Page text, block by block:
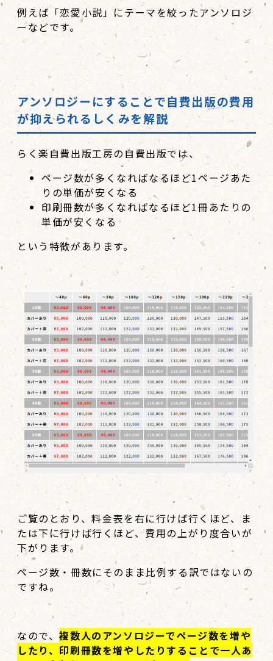
例えば「恋愛小説」にテーマを絞ったアンソロジ
ーなどです。
アンソロジーにすることで自費出版の費用
が抑えられるしくみを解説
らく楽自費出版工房の自費出版では、
ページ数が多くなればなるほど1ページあた
りの単価が安くなる
印刷冊数が多くなればなるほど1冊あたりの
単価が安くなる
という特徴があります。
ご覧のとおり、料金表を右に行けば行くほど、ま
たは下に行けば行くほど、費用の上がり度合いが
下がります。
ページ数・冊数にそのまま比例する訳ではないの
ですね。
なので、複数人のアンソロジーでページ数を増や
したり、印刷冊数を増やしたりすることで一人あ